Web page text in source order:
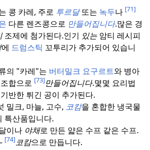
콩 카레, 주로 투르달또는 녹두나 [71]
다른 렌즈콩으로 만들어집니다.많은 경
조제에 첨가된다.인기 있는암티 레시피
에 드럼스틱 꼬투리가 추가되어 있습니
의 "카레"는 버터밀크 요구르트와 병아
합으로 [73]만들어집니다.몇몇 요리법
반한 튀긴 공이 추가된다.
밀크, 마늘, 고수, 코캄을 혼합한 냉국물
특산품입니다.
이나 야채로 만든 얇은 수프 같은 수프.
[74]코캄으로 만듭니다.